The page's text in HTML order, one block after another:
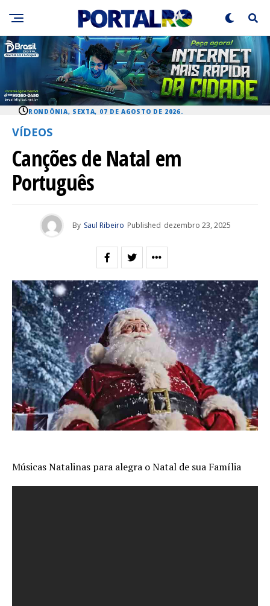
RONDÔNIA, SEXTA, 07 DE AGOSTO DE 2026.
VÍDEOS
Canções de Natal em
Português
By Saul Ribeiro Published dezembro 23, 2025
Músicas Natalinas para alegra o Natal de sua Família